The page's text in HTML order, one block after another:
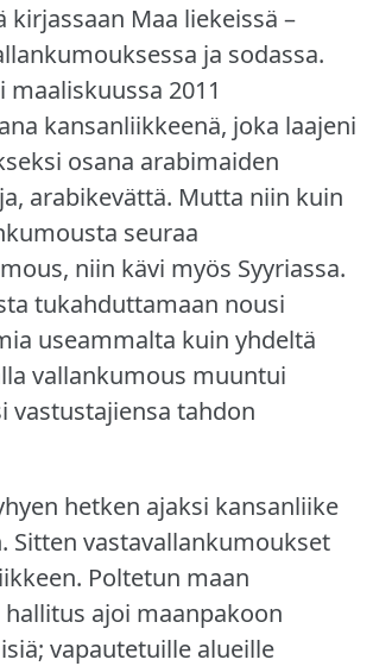
kirjassaan Maa liekeissä –
ja sodassa.
maaliskuussa 2011
kansanliikkeenä, joka laajeni
osana arabimaiden
arabikevättä. Mutta niin kuin
seuraa
niin kävi myös Syyriassa.
tukahduttamaan nousi
useammalta kuin yhdeltä
vallankumous muuntui
vastustajiensa tahdon
hetken ajaksi kansanliike
Sitten vastavallankumoukset
Poltetun maan
ajoi maanpakoon
vapautetuille alueille